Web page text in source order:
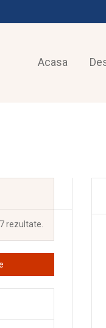
Acasa
rezultate.